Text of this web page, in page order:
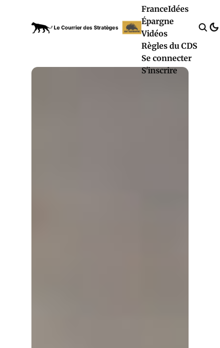
FranceIdées
Épargne
Vidéos
Règles du CDS
Se connecter
S'inscrire